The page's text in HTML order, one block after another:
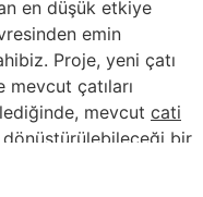
en düşük etkiye
emin
Proje, yeni çatı
çatıları
mevcut cati
dönüştürülebileceği bir